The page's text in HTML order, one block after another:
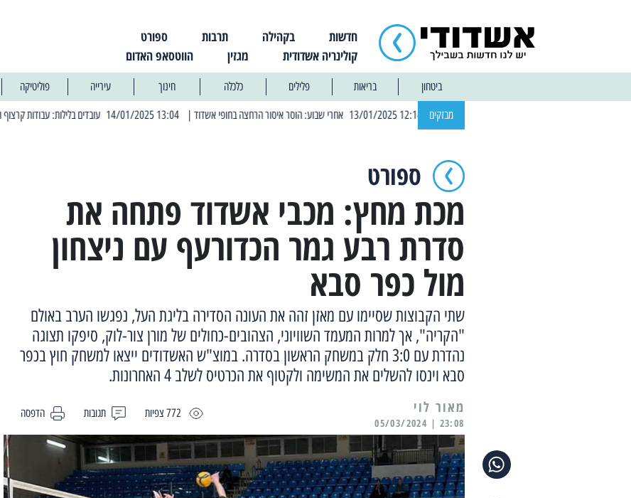
חדשות בקהילה תרבות
ספורט
קולינריה אשדודית
מגזין הווטסאפ האדום
ביטחון בריאות פלילים כלכלה חינוך עירייה פוליטיקה
מבזקים | 13:04 14/01/2025 עובדים בלילות: עבודות קרצוף וריבוד אספלט
ספורט
מכת מחץ: מכבי אשדוד פתחה את
סדרת רבע גמר הכדורעף עם ניצחון
מול כפר סבא
שתי הקבוצות שסיימו עם מאזן זהה את העונה הסדירה בליגת העל, נפגשו הערב באולם
"הקריה", אך למרות המעמד השוויוני, הצהובים-כחולים של מורן צור-לוק, סיפקו תצוגה
נהדרת עם 3:0 חלק במשחק הראשון בסדרה. במוצ"ש האשדודים ייצאו למשחק חוץ בכפר
סבא וינסו להשלים את המשימה ולקטוף את הכרטיס לשלב 4 האחרונות.
772 צפיות תגובות הדפסה מאור לוי
23:08 | 05/03/2024